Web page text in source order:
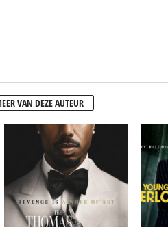
VAN DEZE AUTEUR